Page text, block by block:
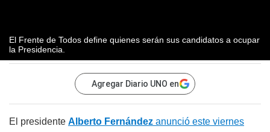
El Frente de Todos define quienes serán sus candidatos a ocupar
la Presidencia.
Agregar Diario UNO en
El presidente Alberto Fernández anunció este viernes